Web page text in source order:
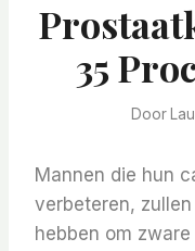
35
Door
Mannen die hun
verbeteren,
hebben om